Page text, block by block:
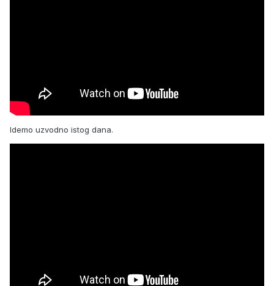
Idemo uzvodno istog dana.